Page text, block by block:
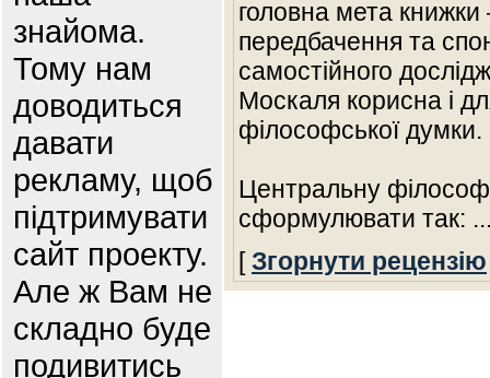
знайома.
Тому нам
доводиться
давати
рекламу, щоб
підтримувати
сайт проекту.
Але ж Вам не
складно буде
подивитись
головна мета книжки
передбачення та
самостійного
Москаля корисна і
філософської думки.
Центральну
сформулювати так:
[Згорнути рецензію